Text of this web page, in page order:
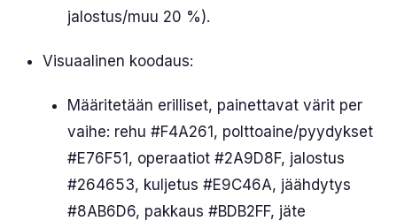
jalostus/muu 20 %).
Visuaalinen koodaus:
Määritetään erilliset, painettavat värit per
vaihe: rehu #F4A261, polttoaine/pyydykset
#E76F51, operaatiot #2A9D8F, jalostus
#264653, kuljetus #E9C46A, jäähdytys
#8AB6D6, pakkaus #BDB2FF, jäte